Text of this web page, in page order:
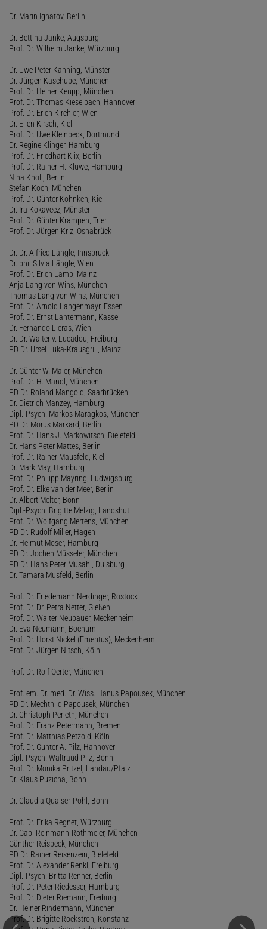
Dr. Marin Ignatov, Berlin
Dr. Bettina Janke, Augsburg
Prof. Dr. Wilhelm Janke, Würzburg
Dr. Uwe Peter Kanning, Münster
Dr. Jürgen Kaschube, München
Prof. Dr. Heiner Keupp, München
Prof. Dr. Thomas Kieselbach, Hannover
Prof. Dr. Erich Kirchler, Wien
Dr. Ellen Kirsch, Kiel
Prof. Dr. Uwe Kleinbeck, Dortmund
Dr. Regine Klinger, Hamburg
Prof. Dr. Friedhart Klix, Berlin
Prof. Dr. Rainer H. Kluwe, Hamburg
Nina Knoll, Berlin
Stefan Koch, München
Prof. Dr. Günter Köhnken, Kiel
Dr. Ira Kokavecz, Münster
Prof. Dr. Günter Krampen, Trier
Prof. Dr. Jürgen Kriz, Osnabrück
Dr. Dr. Alfried Längle, Innsbruck
Dr. phil Silvia Längle, Wien
Prof. Dr. Erich Lamp, Mainz
Anja Lang von Wins, München
Thomas Lang von Wins, München
Prof. Dr. Arnold Langenmayr, Essen
Prof. Dr. Ernst Lantermann, Kassel
Dr. Fernando Lleras, Wien
Dr. Dr. Walter v. Lucadou, Freiburg
PD Dr. Ursel Luka-Krausgrill, Mainz
Dr. Günter W. Maier, München
Prof. Dr. H. Mandl, München
PD Dr. Roland Mangold, Saarbrücken
Dr. Dietrich Manzey, Hamburg
Dipl.-Psych. Markos Maragkos, München
PD Dr. Morus Markard, Berlin
Prof. Dr. Hans J. Markowitsch, Bielefeld
Dr. Hans Peter Mattes, Berlin
Prof. Dr. Rainer Mausfeld, Kiel
Dr. Mark May, Hamburg
Prof. Dr. Philipp Mayring, Ludwigsburg
Prof. Dr. Elke van der Meer, Berlin
Dr. Albert Melter, Bonn
Dipl.-Psych. Brigitte Melzig, Landshut
Prof. Dr. Wolfgang Mertens, München
PD Dr. Rudolf Miller, Hagen
Dr. Helmut Moser, Hamburg
PD Dr. Jochen Müsseler, München
PD Dr. Hans Peter Musahl, Duisburg
Dr. Tamara Musfeld, Berlin
Prof. Dr. Friedemann Nerdinger, Rostock
Prof. Dr. Dr. Petra Netter, Gießen
Prof. Dr. Walter Neubauer, Meckenheim
Dr. Eva Neumann, Bochum
Prof. Dr. Horst Nickel (Emeritus), Meckenheim
Prof. Dr. Jürgen Nitsch, Köln
Prof. Dr. Rolf Oerter, München
Prof. em. Dr. med. Dr. Wiss. Hanus Papousek, München
PD Dr. Mechthild Papousek, München
Dr. Christoph Perleth, München
Prof. Dr. Franz Petermann, Bremen
Prof. Dr. Matthias Petzold, Köln
Prof. Dr. Gunter A. Pilz, Hannover
Dipl.-Psych. Waltraud Pilz, Bonn
Prof. Dr. Monika Pritzel, Landau/Pfalz
Dr. Klaus Puzicha, Bonn
Dr. Claudia Quaiser-Pohl, Bonn
Prof. Dr. Erika Regnet, Würzburg
Dr. Gabi Reinmann-Rothmeier, München
Günther Reisbeck, München
PD Dr. Rainer Reisenzein, Bielefeld
Prof. Dr. Alexander Renkl, Freiburg
Dipl.-Psych. Britta Renner, Berlin
Prof. Dr. Peter Riedesser, Hamburg
Prof. Dr. Dieter Riemann, Freiburg
Dr. Heiner Rindermann, München
Prof. Dr. Brigitte Rockstroh, Konstanz